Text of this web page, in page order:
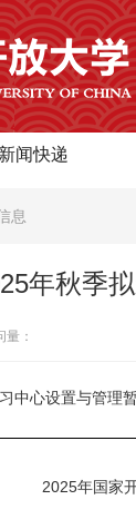
新闻快递
息
年秋季
量：
中心设置与管理
大学拟新